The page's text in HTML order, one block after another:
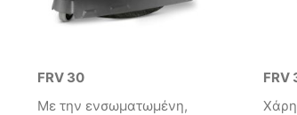
FRV 30
Με την ενσωματωμένη,
FRV